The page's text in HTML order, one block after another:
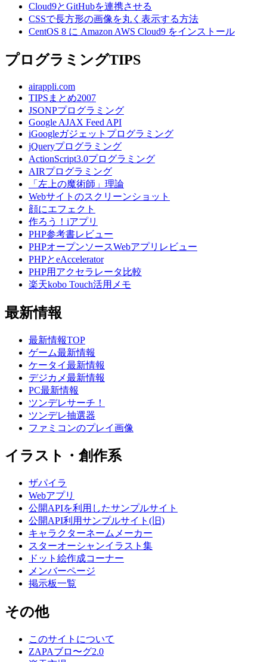
Cloud9とGitHubを連携させる
CSSで長方形の画像を丸く表示する方法
CentOS 8 に Amazon AWS Cloud9 をインストール
プログラミングTIPS
airappli.com
TIPSまとめ2007
JSONPプログラミング
Google AJAX Feed API
iGoogleガジェットプログラミング
jQueryプログラミング
ActionScript3.0プログラミング
AIRプログラミング
「左上の魔術師」理論
Webサイトのスクリーンショット
顔にエフェクト
作ろう！iアプリ
PHP参考書レビュー
PHPオープンソースWebアプリレビュー
PHPとeAccelerator
PHP用アクセラレータ比較
楽天kobo Touch活用メモ
最新情報
最新情報TOP
ゲーム最新情報
ケータイ最新情報
デジカメ最新情報
PC最新情報
ツンデレサーチ！
ツンデレ抽選器
ファミコンのプレイ画像
イラスト・創作系
ザパイラ
Webアプリ
公開APIを利用したサンプルサイト
公開API利用サンプルサイト(旧)
キャラクターネームメーカー
スターオーシャンイラスト集
ドット絵作成コーナー
メンバーページ
掲示板一覧
その他
このサイトについて
ZAPAブロ〜グ2.0